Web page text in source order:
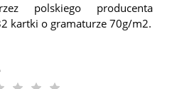
polskiego producenta
kartki o gramaturze 70g/m2.